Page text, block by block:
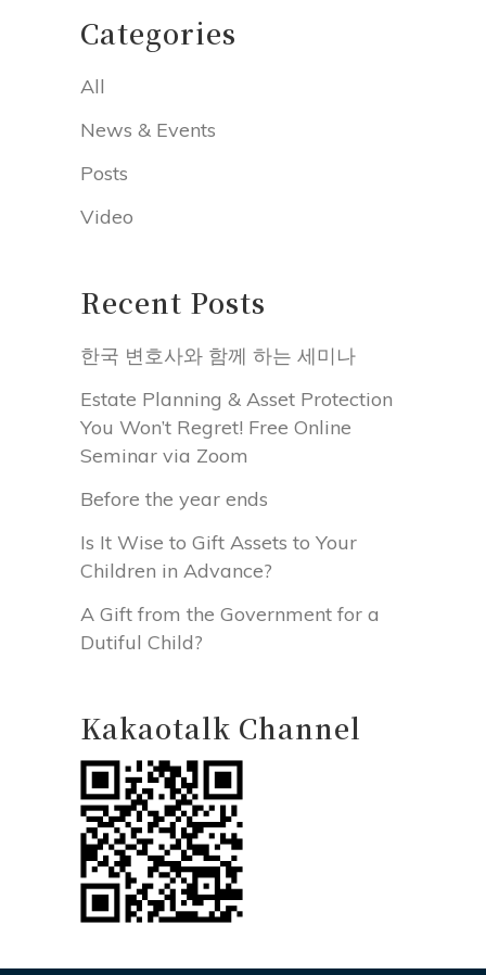
Categories
All
News & Events
Posts
Video
Recent Posts
한국 변호사와 함께 하는 세미나
Estate Planning & Asset Protection
You Won’t Regret! Free Online
Seminar via Zoom
Before the year ends
Is It Wise to Gift Assets to Your
Children in Advance?
A Gift from the Government for a
Dutiful Child?
Kakaotalk Channel